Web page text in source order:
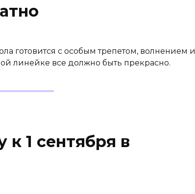
готовится с особым трепетом, волнением и
линейке все должно быть прекрасно.
к 1 сентября в